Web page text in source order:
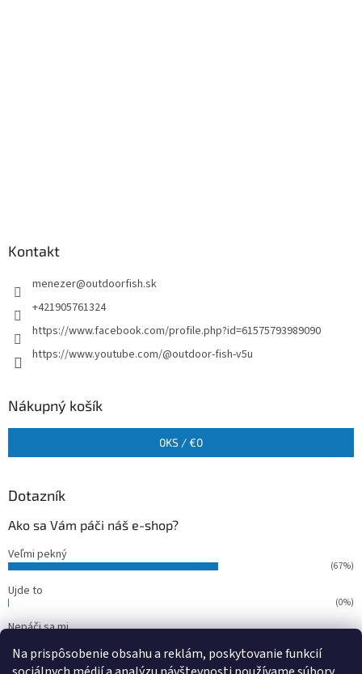
Na prispôsobenie obsahu a reklám, poskytovanie funkcií
Kontakt
menezer@outdoorfish.sk
+421905761324
https://www.facebook.com/profile.php?id=61575793989090
https://www.youtube.com/@outdoor-fish-v5u
Nákupný košík
0KS /€0
Dotazník
Ako sa Vám páči náš e-shop?
Veľmi pekný
(67%)
Ujde to
(0%)
Nepáči sa mi
Počet hlasov:15